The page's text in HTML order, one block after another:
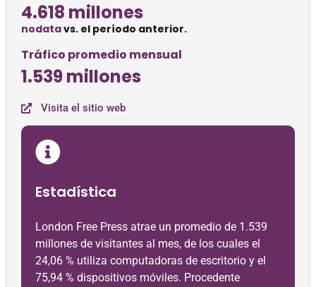
4.618 millones
nodatavs. el período anterior.
Tráfico promedio mensual
1.539 millones
Visita el sitio web
Estadística
London Free Press atrae un promedio de 1.539
millones de visitantes al mes, de los cuales el
24,06 % utiliza computadoras de escritorio y el
75,94 % dispositivos móviles. Procedente